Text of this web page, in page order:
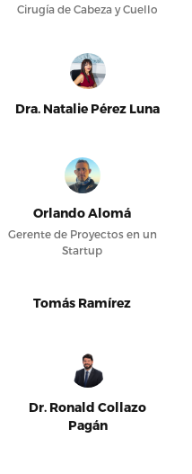
Cirugía de Cabeza y Cuello
Dra. Natalie Pérez Luna
Orlando Alomá
Gerente de Proyectos en un
Startup
Tomás Ramírez
Dr. Ronald Collazo
Pagán